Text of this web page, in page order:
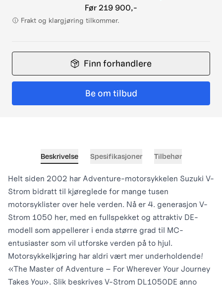
Før 219 900,-
Frakt og klargjøring tilkommer.
Finn forhandlere
Be om tilbud
Beskrivelse Spesifikasjoner Tilbehør
Helt siden 2002 har Adventure-motorsykkelen Suzuki V-
Strom bidratt til kjøreglede for mange tusen
motorsyklister over hele verden. Nå er 4. generasjon V-
Strom 1050 her, med en fullspekket og attraktiv DE-
modell som appellerer i enda større grad til MC-
entusiaster som vil utforske verden på to hjul.
Motorsykkelkjøring har aldri vært mer underholdende!
«The Master of Adventure – For Wherever Your Journey
Takes You». Slik beskrives V-Strom DL1050DE anno